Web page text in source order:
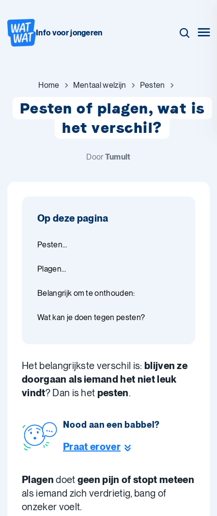
Info voor jongeren
Home Mentaal welzijn Pesten
Pesten of plagen, wat is
het verschil?
DoorTumult
Op deze pagina
Pesten…
Plagen…
Belangrijk om te onthouden:
Wat kan je doen tegen pesten?
Het belangrijkste verschil is: blijven ze
doorgaan als iemand het niet leuk
vindt? Dan is het pesten.
Nood aan een babbel?
Praat erover
Plagendoet geen pijn of stopt meteen
als iemand zich verdrietig, bang of
onzeker voelt.